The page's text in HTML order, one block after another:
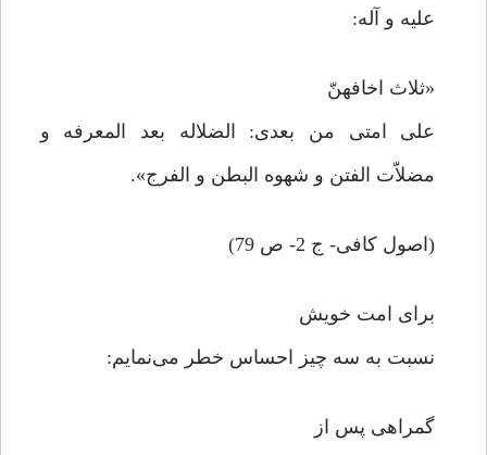
علیه و آله:
«ثلاث اخافهنّ
علی امتی من بعدی: الضلاله بعد المعرفه و
مضلاّت الفتن و شهوه البطن و الفرج».
(اصول کافی- ج 2- ص 79)
برای امت خویش
نسبت به سه چیز احساس خطر می‌نمایم:
گمراهی پس از